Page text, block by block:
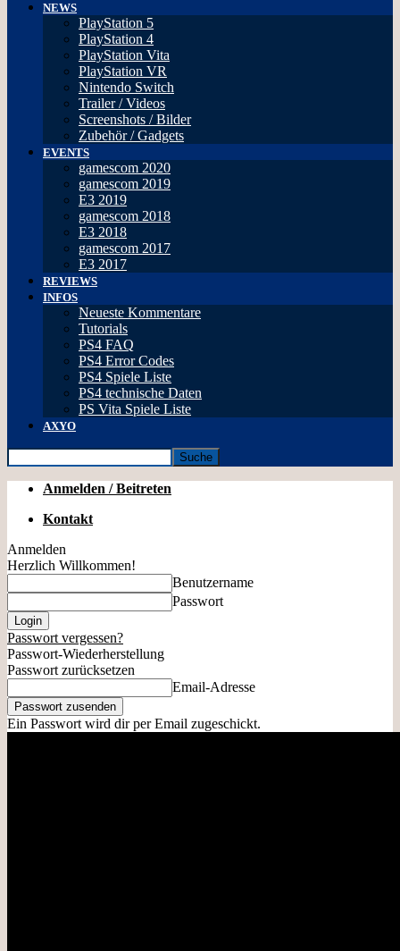
NEWS
PlayStation 5
PlayStation 4
PlayStation Vita
PlayStation VR
Nintendo Switch
Trailer / Videos
Screenshots / Bilder
Zubehör / Gadgets
EVENTS
gamescom 2020
gamescom 2019
E3 2019
gamescom 2018
E3 2018
gamescom 2017
E3 2017
REVIEWS
INFOS
Neueste Kommentare
Tutorials
PS4 FAQ
PS4 Error Codes
PS4 Spiele Liste
PS4 technische Daten
PS Vita Spiele Liste
AXYO
Anmelden / Beitreten
Kontakt
Anmelden
Herzlich Willkommen!
Benutzername
Passwort
Passwort vergessen?
Passwort-Wiederherstellung
Passwort zurücksetzen
Email-Adresse
Ein Passwort wird dir per Email zugeschickt.